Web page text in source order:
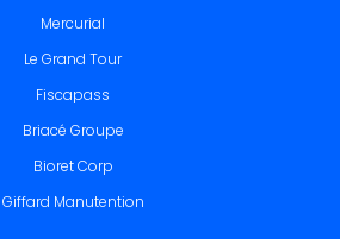
Mercurial
Le Grand Tour
Fiscapass
Briacé Groupe
Bioret Corp
Giffard Manutention